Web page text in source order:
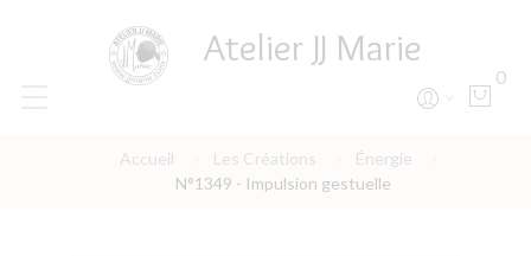
Atelier JJ Marie
0
Accueil Les Créations
Énergie
N°1349 - Impulsion gestuelle